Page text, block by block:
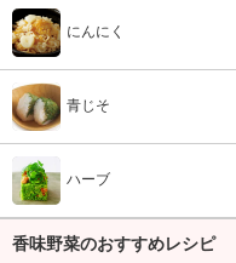
にんにく
青じそ
ハーブ
香味野菜のおすすめレシピ